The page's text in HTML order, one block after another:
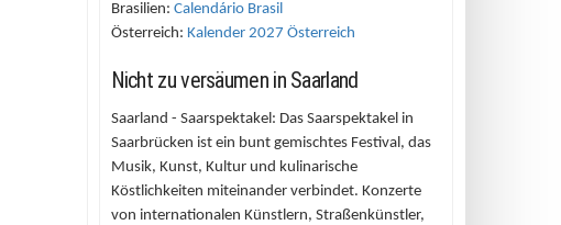
Brasilien: Calendário Brasil
Österreich: Kalender 2027 Österreich
Nicht zu versäumen in Saarland
Saarland - Saarspektakel: Das Saarspektakel in
Saarbrücken ist ein bunt gemischtes Festival, das
Musik, Kunst, Kultur und kulinarische
Köstlichkeiten miteinander verbindet. Konzerte
von internationalen Künstlern, Straßenkünstler,